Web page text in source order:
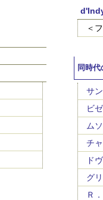
＜
同時
サ
ビ
ム
チ
ド
グ
Ｒ